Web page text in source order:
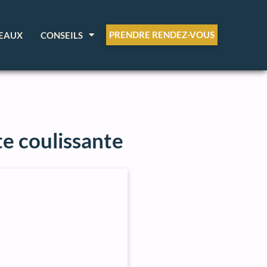
CONSEILS PRENDRE RENDEZ-VOUS
coulissante